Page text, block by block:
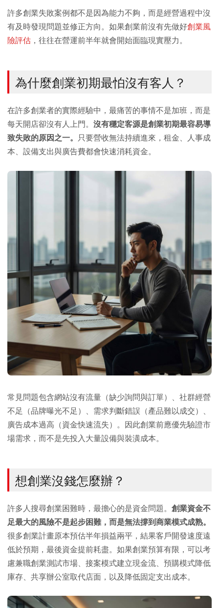
許多創業失敗案例都不是因為能力不夠，而是經營過程中沒
有及時發現問題並修正方向。如果創業前沒有先做好創業風
險評估 ，往往在營運前半年就會開始面臨現實壓力。
為什麼創業初期最怕沒有客人？
在許多創業者的實際經驗中，最痛苦的事情不是加班，而是
每天開店卻沒有人上門。 沒有穩定客源是創業初期最容易導
致失敗的原因之一。 只要營收無法持續進來，租金、人事成
本、設備支出與廣告費都會快速消耗資金。
常見問題包含網站沒有流量（缺少詢問與訂單）、社群經營
不足（品牌曝光不足）、需求判斷錯誤（產品難以成交）、
廣告成本過高（資金快速流失）。因此創業前應優先驗證市
場需求，而不是先投入大量設備與裝潢成本。
想創業沒錢怎麼辦？
許多人搜尋創業困難時，最擔心的是資金問題。 創業資金不
足最大的風險不是起步困難，而是無法撐到商業模式成熟。
很多創業計畫原本預估半年損益兩平，結果客戶開發速度遠
低於預期，最後資金提前耗盡。如果創業預算有限，可以考
慮兼職創業測試市場、接案模式建立現金流、預購模式降低
庫存、共享辦公室取代店面，以及降低固定支出成本。